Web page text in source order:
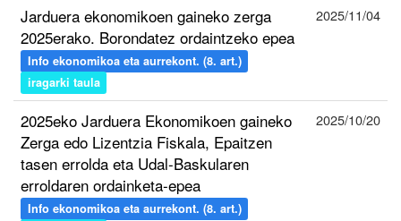
Jarduera ekonomikoen gaineko zerga
2025erako. Borondatez ordaintzeko epea
Info ekonomikoa eta aurrekont. (8. art.)
iragarki taula
2025/11/04
2025eko Jarduera Ekonomikoen gaineko
Zerga edo Lizentzia Fiskala, Epaitzen
tasen errolda eta Udal-Baskularen
erroldaren ordainketa-epea
Info ekonomikoa eta aurrekont. (8. art.)
2025/10/20